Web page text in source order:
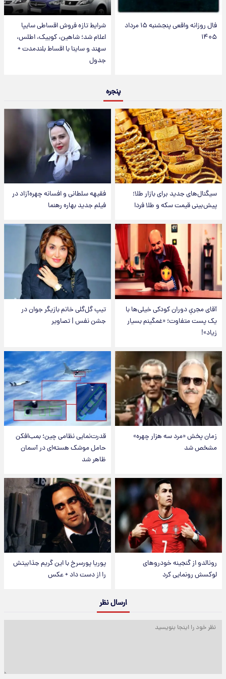
فال روزانه واقعی پنجشنبه ۱۵ مرداد
۱۴۰۵
شرایط تازه فروش اقساطی سایپا
اعلام شد؛ شاهین، کوییک، اطلس،
سهند و ساینا با اقساط بلندمدت +
جدول
پنجره
سیگنال‌های جدید برای بازار طلا؛
پیش‌بینی قیمت سکه و طلا فردا
فقیهه سلطانی و افسانه چهره‌آزاد در
فیلم جدید بهاره رهنما
آقای مجریِ دوران کودکی خیلی‌ها با
یک پست متفاوت؛ «غمگینم بسیار
زیاد»!
تیپ گل‌گلی خانم بازیگر جوان در
جشن نفس | تصاویر
زمان پخش «مرد سه هزار چهره»
مشخص شد
قدرت‌نمایی نظامی چین؛ بمب‌افکن
حامل موشک هسته‌ای در آسمان
ظاهر شد
رونالدو از گنجینه خودروهای
لوکسش رونمایی کرد
پوریا پورسرخ با این گریم جذابیتش
را از دست داد + عکس
ارسال نظر